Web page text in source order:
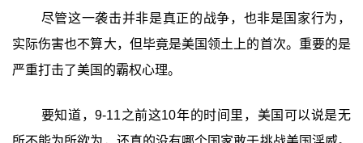
尽管这一袭击并非是真正的战争，也非是国家行为，
实际伤害也不算大，但毕竟是美国领土上的首次。重要的是
严重打击了美国的霸权心理。
要知道，9-11之前这10年的时间里，美国可以说是无